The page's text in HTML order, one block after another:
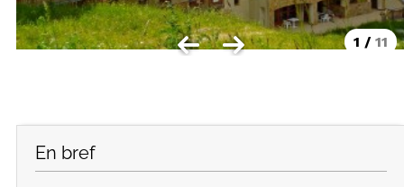
Forfaits remontées mécaniques VTT
CONTACT / DEVIS
1 / 11
En bref